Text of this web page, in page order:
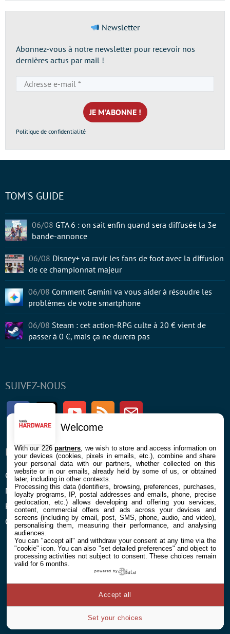
Newsletter
Abonnez-vous à notre newsletter pour recevoir nos
dernières actus par mail !
e-
mail
*
Politique de confidentialité
SUIVEZ-NOUS
FacebookTwitter Youtube RSS Newsletter
ENTREPRISE
Confidentialité et Cookies
Mentions légales et CGU
Préférences Cookies
Qui sommes nous
À PROPOS
Contact
TOM'S GUIDE
06/08 GTA 6 : on sait enfin quand sera diffusée la 3e
bande-annonce
06/08 Disney+ va ravir les fans de foot avec la diffusion
de ce championnat majeur
06/08 Comment Gemini va vous aider à résoudre les
problèmes de votre smartphone
06/08 Steam : cet action-RPG culte à 20 € vient de
passer à 0 €, mais ça ne durera pas
Welcome
With our 226partners , we wish to store and access information on
your devices (cookies, pixels in emails, etc.), combine and share
your personal data with our partners, whether collected on this
website or in our emails, already held by some of us, or obtained
later, including in other contexts.
Processing this data (identifiers, browsing, preferences, purchases,
loyalty programs, IP, postal addresses and emails, phone, precise
geolocation, etc.) allows developing and offering you services,
content, commercial offers and ads across your devices and
screens (including by email, post, SMS, phone, audio, and video),
personalising them, measuring their performance, and analysing
audiences.
You can "accept all" and withdraw your consent at any time via the
"cookie" icon. You can also "set detailed preferences" and object to
processing activities not subject to consent. These choices remain
valid for 6 months.
powered by
Set your choices
Accept all